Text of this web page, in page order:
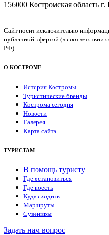
156000 Костромская область
Сайт носит исключительно
публичной офертой (в соответствии
РФ).
О КОСТРОМЕ
История Костромы
Туристические бренды
Кострома сегодня
Новости
Галерея
Карта сайта
ТУРИСТАМ
В помощь туристу
Где остановиться
Где поесть
Куда сходить
Маршруты
Сувениры
Задать нам вопрос